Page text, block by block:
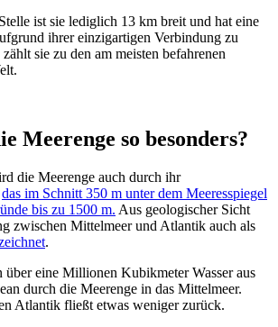
ist sie lediglich 13 km breit und hat eine
ihrer einzigartigen Verbindung zu
sie zu den am meisten befahrenen
Meerenge so besonders?
die Meerenge auch durch ihr
das im Schnitt 350 m unter dem Meeresspiegel
bis zu 1500 m. Aus geologischer Sicht
zwischen Mittelmeer und Atlantik auch als
.
über eine Millionen Kubikmeter Wasser aus
durch die Meerenge in das Mittelmeer.
Atlantik fließt etwas weniger zurück.